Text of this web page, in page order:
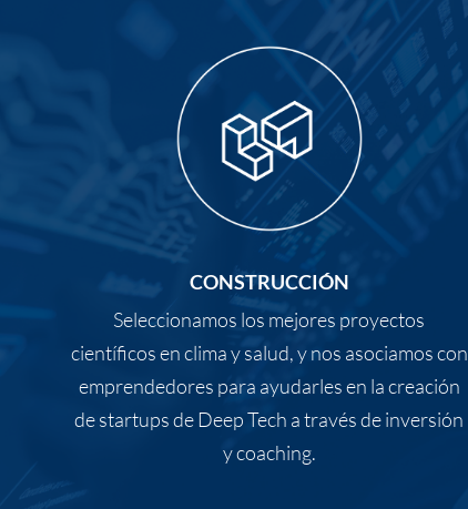
CONSTRUCCIÓN
Seleccionamos los mejores proyectos
científicos en clima y salud, y nos asociamos con
emprendedores para ayudarles en la creación
de startups de Deep Tech a través de inversión
y coaching.